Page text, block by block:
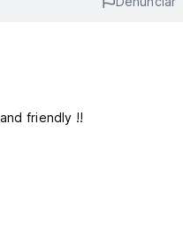
friendly !!